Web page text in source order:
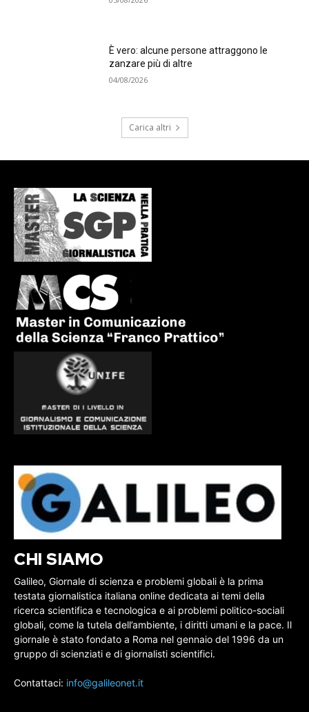
È vero: alcune persone attraggono le
zanzare più di altre
04/08/2026
Carica altri
CHI SIAMO
Galileo, Giornale di scienza e problemi globali è la prima
testata giornalistica italiana online dedicata ai temi della
ricerca scientifica e tecnologica e ai problemi politico-sociali
globali, come la tutela dell’ambiente, i diritti umani e la pace. Il
giornale è stato fondato a Roma nel gennaio del 1996 da un
gruppo di scienziati e di giornalisti scientifici.
Contattaci: info@galileonet.it